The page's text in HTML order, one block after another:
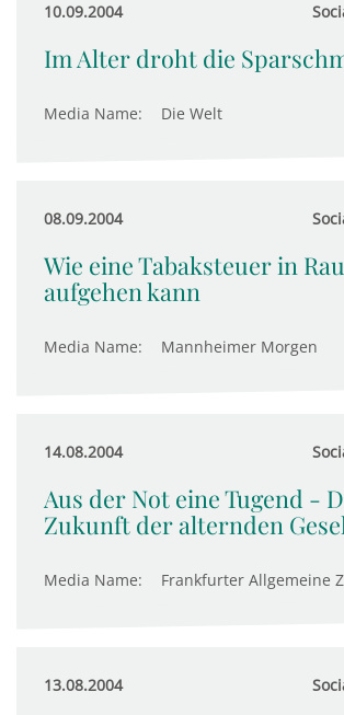
10.09.2004
Im Alter droht die
Media Name: Die Welt
08.09.2004
Wie eine Tabaksteuer in
aufgehen kann
Media Name: Mannheimer Morgen
14.08.2004
Aus der Not eine Tugend -
Zukunft der alternden
Media Name: Frankfurter Allgemeine
13.08.2004